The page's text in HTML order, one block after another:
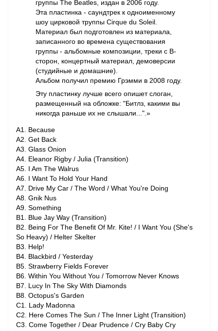
группы The Beatles, издан в 2006 году.
Эта пластинка - саундтрек к одноименному
шоу цирковой труппы Cirque du Soleil.
Материал был подготовлен из материала,
записанного во времена существования
группы - альбомные композиции, треки с B-
сторон, концертный материал, демоверсии
(студийные и домашние).
Альбом получил премию Грэмми в 2008 году.
Эту пластинку лучше всего опишет слоган,
размещенный на обложке: "Битлз, какими вы
никогда раньше их не слышали...".»
A1. Because
A2. Get Back
A3. Glass Onion
A4. Eleanor Rigby / Julia (Transition)
A5. I Am The Walrus
A6. I Want To Hold Your Hand
A7. Drive My Car / The Word / What You're Doing
A8. Gnik Nus
A9. Something
B1. Blue Jay Way (Transition)
B2. Being For The Benefit Of Mr. Kite! / I Want You (She's
So Heavy) / Helter Skelter
B3. Help!
B4. Blackbird / Yesterday
B5. Strawberry Fields Forever
B6. Within You Without You / Tomorrow Never Knows
B7. Lucy In The Sky With Diamonds
B8. Octopus's Garden
C1. Lady Madonna
C2. Here Comes The Sun / The Inner Light (Transition)
C3. Come Together / Dear Prudence / Cry Baby Cry